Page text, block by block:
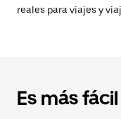
reales para viajes y
Es más